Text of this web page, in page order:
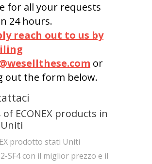
for all your requests
24 hours.
reach out to us by
or
out the form below.
of ECONEX products in
prodotto stati Uniti
SF4 con il miglior prezzo e il